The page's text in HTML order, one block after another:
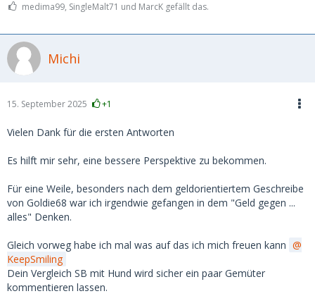
medima99, SingleMalt71 und MarcK gefällt das.
Michi
15. September 2025 +1
Vielen Dank für die ersten Antworten
Es hilft mir sehr, eine bessere Perspektive zu bekommen.
Für eine Weile, besonders nach dem geldorientiertem Geschreibe
von Goldie68 war ich irgendwie gefangen in dem "Geld gegen ...
alles" Denken.
Gleich vorweg habe ich mal was auf das ich mich freuen kann
KeepSmiling
Dein Vergleich SB mit Hund wird sicher ein paar Gemüter
kommentieren lassen.